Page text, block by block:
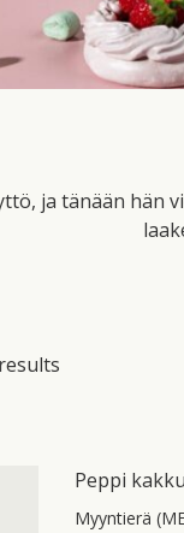
ja tänään hän
Peppi
Myyntierä